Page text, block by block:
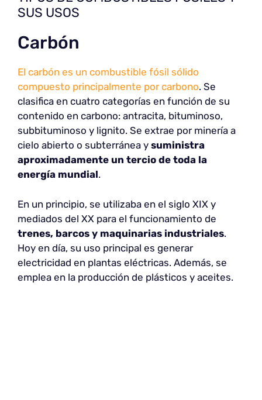
SUS USOS
Carbón
El carbón es un combustible fósil sólido
compuesto principalmente por carbono. Se
clasifica en cuatro categorías en función de su
contenido en carbono: antracita, bituminoso,
subbituminoso y lignito. Se extrae por minería a
cielo abierto o subterránea y suministra
aproximadamente un tercio de toda la
energía mundial.
En un principio, se utilizaba en el siglo XIX y
mediados del XX para el funcionamiento de
trenes, barcos y maquinarias industriales.
Hoy en día, su uso principal es generar
electricidad en plantas eléctricas. Además, se
emplea en la producción de plásticos y aceites.